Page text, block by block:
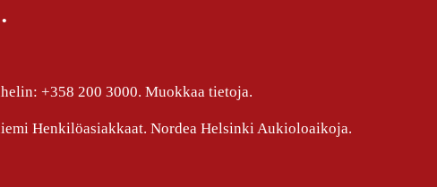
+358 200 3000. Muokkaa tietoja.
Henkilöasiakkaat. Nordea Helsinki Aukioloaikoja.